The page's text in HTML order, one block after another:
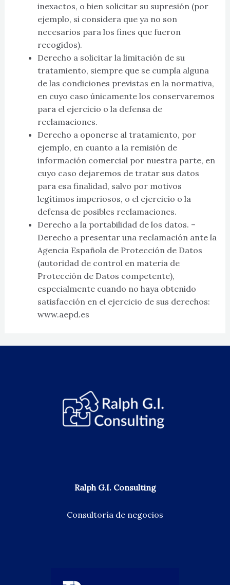
inexactos, o bien solicitar su supresión (por
ejemplo, si considera que ya no son
necesarios para los fines que fueron
recogidos).
Derecho a solicitar la limitación de su
tratamiento, siempre que se cumpla alguna
de las condiciones previstas en la normativa,
en cuyo caso únicamente los conservaremos
para el ejercicio o la defensa de
reclamaciones.
Derecho a oponerse al tratamiento, por
ejemplo, en cuanto a la remisión de
información comercial por nuestra parte, en
cuyo caso dejaremos de tratar sus datos
para esa finalidad, salvo por motivos
legítimos imperiosos, o el ejercicio o la
defensa de posibles reclamaciones.
Derecho a la portabilidad de los datos. –
Derecho a presentar una reclamación ante la
Agencia Española de Protección de Datos
(autoridad de control en materia de
Protección de Datos competente),
especialmente cuando no haya obtenido
satisfacción en el ejercicio de sus derechos:
www.aepd.es
Ralph G.I. Consulting
Consultoría de negocios